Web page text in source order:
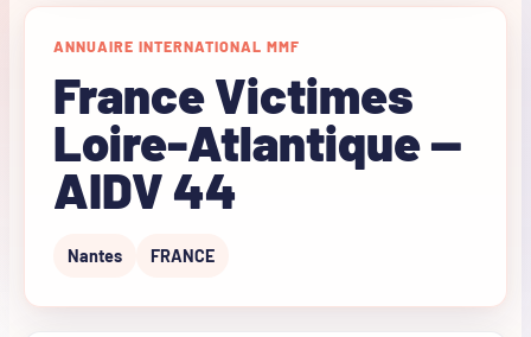
ANNUAIRE INTERNATIONAL MMF
France Victimes
Loire-Atlantique —
AIDV 44
Nantes FRANCE